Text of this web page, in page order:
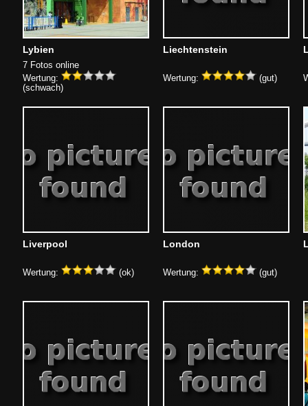
Lybien
7 Fotos online
Wertung:
(schwach)
Liechtenstein
Wertung: (gut)
Liverpool
Wertung: (ok)
London
Wertung: (gut)